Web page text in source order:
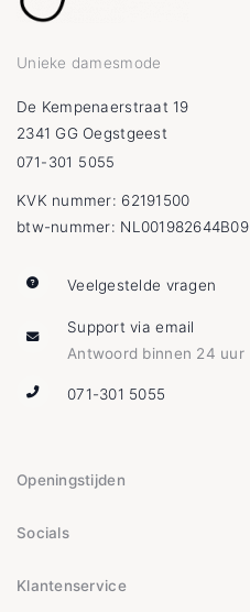
Unieke damesmode
De Kempenaerstraat 19
2341 GG Oegstgeest
071-301 5055
KVK nummer: 62191500
btw-nummer: NL001982644B09
Veelgestelde vragen
Support via email
Antwoord binnen 24 uur
071-301 5055
Openingstijden
Socials
Klantenservice